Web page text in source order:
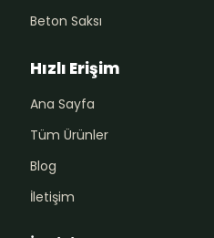
Beton Saksı
Hızlı Erişim
Ana Sayfa
Tüm Ürünler
Blog
İletişim